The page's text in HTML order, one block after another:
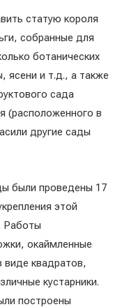
статую короля
собранные для
ботанических
ясени и т.д., а также
сада
(расположенного в
другие сады
были проведены 17
этой
Работы
окаймленные
квадратов,
кустарники.
построены